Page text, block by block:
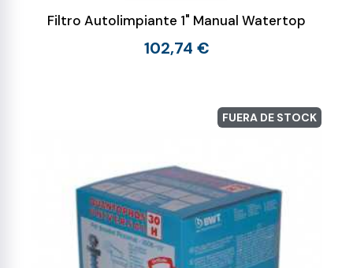
Filtro Autolimpiante 1" Manual Watertop
102,74 €
FUERA DE STOCK